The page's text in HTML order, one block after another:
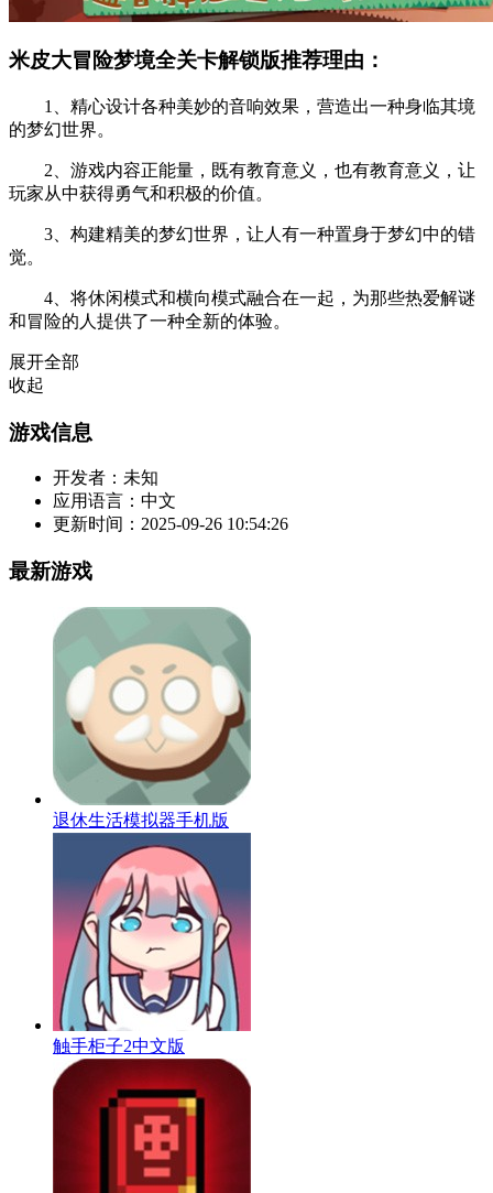
米皮大冒险梦境全关卡解锁版推荐理由：
1、精心设计各种美妙的音响效果，营造出一种身临其境
的梦幻世界。
2、游戏内容正能量，既有教育意义，也有教育意义，让
玩家从中获得勇气和积极的价值。
3、构建精美的梦幻世界，让人有一种置身于梦幻中的错
觉。
4、将休闲模式和横向模式融合在一起，为那些热爱解谜
和冒险的人提供了一种全新的体验。
展开全部
收起
游戏信息
开发者： 未知
应用语言： 中文
更新时间： 2025-09-26 10:54:26
最新游戏
退休生活模拟器手机版
触手柜子2中文版